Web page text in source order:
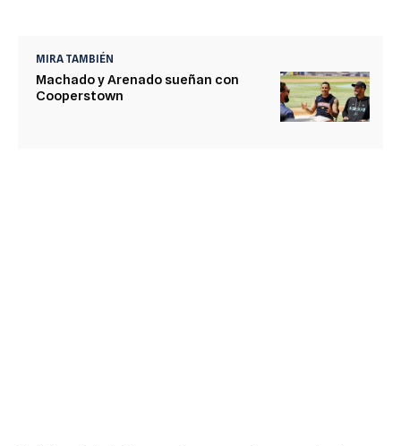
MIRA TAMBIÉN
Machado y Arenado sueñan con
Cooperstown